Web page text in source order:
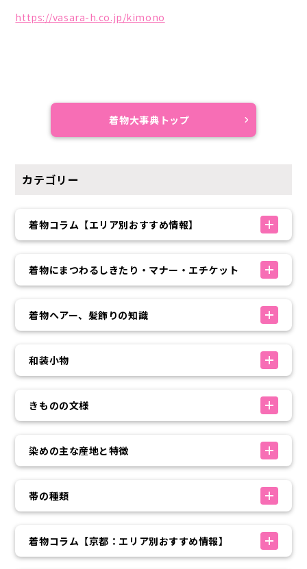
https://vasara-h.co.jp/kimono
着物大事典トップ
カテゴリー
着物コラム【エリア別おすすめ情報】
着物にまつわるしきたり・マナー・エチケット
着物ヘアー、髪飾りの知識
和装小物
きものの文様
染めの主な産地と特徴
帯の種類
着物コラム【京都：エリア別おすすめ情報】